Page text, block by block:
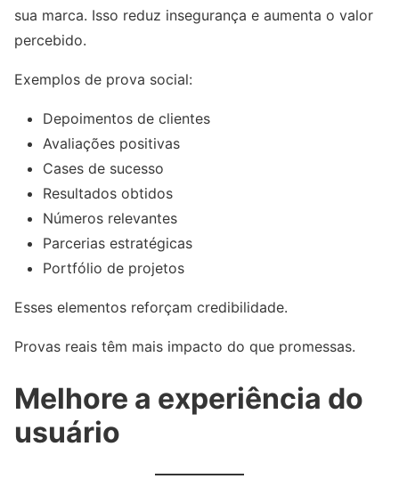
sua marca. Isso reduz insegurança e aumenta o valor
percebido.
Exemplos de prova social:
Depoimentos de clientes
Avaliações positivas
Cases de sucesso
Resultados obtidos
Números relevantes
Parcerias estratégicas
Portfólio de projetos
Esses elementos reforçam credibilidade.
Provas reais têm mais impacto do que promessas.
Melhore a experiência do
usuário